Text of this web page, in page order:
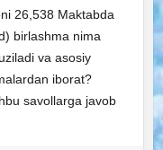
26,538 Maktabda
birlashma nima
va asosiy
iborat?
savollarga javob